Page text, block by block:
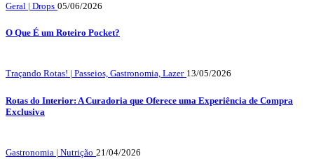
Geral | Drops 05/06/2026
O Que É um Roteiro Pocket?
Traçando Rotas! | Passeios, Gastronomia, Lazer 13/05/2026
Rotas do Interior: A Curadoria que Oferece uma Experiência de Compra
Exclusiva
Gastronomia | Nutrição 21/04/2026